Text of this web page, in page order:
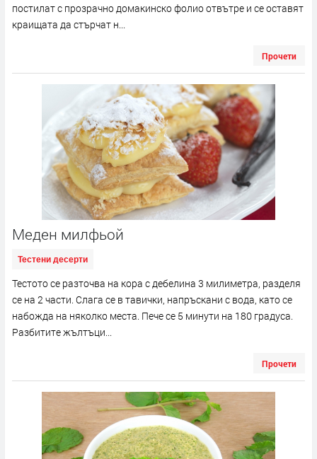
постилат с прозрачно домакинско фолио отвътре и се оставят
краищата да стърчат н...
Прочети
Меден милфьой
Тестени десерти
Тестото се разточва на кора с дебелина 3 милиметра, разделя
се на 2 части. Слага се в тавички, напръскани с вода, като се
набожда на няколко места. Пече се 5 минути на 180 градуса.
Разбитите жълтъци...
Прочети